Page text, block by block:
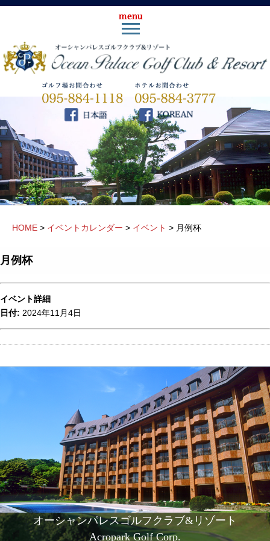
HOME > イベントカレンダー > イベント > 月例杯
月例杯
イベント詳細
日付: 2024年11月4日
オーシャンパレスゴルフクラブ&リゾート
Acropark Golf Corp.